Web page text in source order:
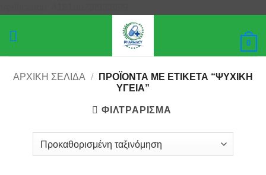
στο
περιεχόμενο
0
ΑΡΧΙΚΉ ΣΕΛΊΔΑ /
ΠΡΟΪΌΝΤΑ ΜΕ ΕΤΙΚΈΤΑ “ΨΥΧΙΚΉ
ΥΓΕΊΑ”
ΦΙΛΤΡΆΡΙΣΜΑ